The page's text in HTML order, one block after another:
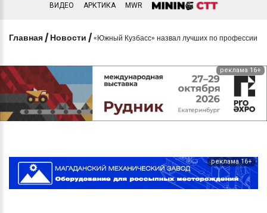
ВИДЕО АРКТИКА MWR
Главная / Новости /«Южный Кузбасс» назвал лучших по профессии
реклама 16+
реклама 16+